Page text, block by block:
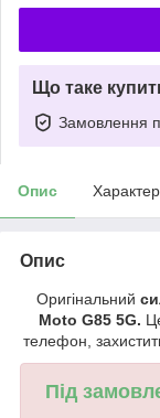
Що таке
Замовлення
Опис
Опис
Оригінальний
Moto G85 5G.
телефон,
Під